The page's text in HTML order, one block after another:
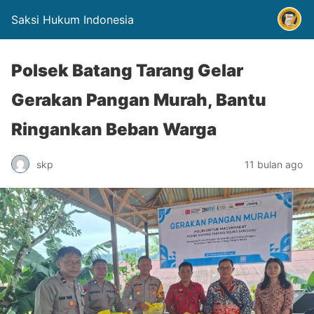
Saksi Hukum Indonesia
Polsek Batang Tarang Gelar
Gerakan Pangan Murah, Bantu
Ringankan Beban Warga
skp 11 bulan ago